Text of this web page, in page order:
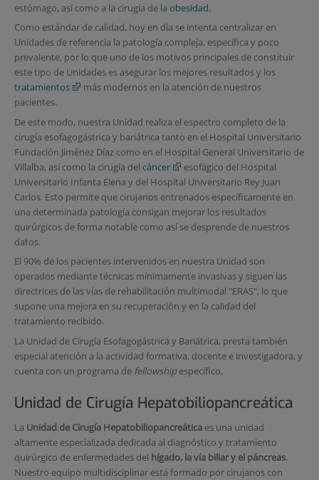
estómago, así como a la cirugía de la obesidad.
Como estándar de calidad, hoy en día se intenta centralizar en
Unidades de referencia la patología compleja, específica y poco
prevalente, por lo que uno de los motivos principales de constituir
este tipo de Unidades es asegurar los mejores resultados y los
tratamientos
más modernos en la atención de nuestros
pacientes.
De este modo, nuestra Unidad realiza el espectro completo de la
cirugía esofagogástrica y bariátrica tanto en el Hospital Universitario
Fundación Jiménez Díaz como en el Hospital General Universitario de
Villalba, así como la cirugía del cáncer
esofágico del Hospital
Universitario Infanta Elena y del Hospital Universitario Rey Juan
Carlos. Esto permite que cirujanos entrenados específicamente en
una determinada patología consigan mejorar los resultados
quirúrgicos de forma notable como así se desprende de nuestros
datos.
El 90% de los pacientes intervenidos en nuestra Unidad son
operados mediante técnicas mínimamente invasivas y siguen las
directrices de las vías de rehabilitación multimodal "ERAS", lo que
supone una mejora en su recuperación y en la calidad del
tratamiento recibido.
La Unidad de Cirugía Esofagogástrica y Bariátrica, presta también
especial atención a la actividad formativa, docente e investigadora, y
cuenta con un programa de fellowshipespecífico.
Unidad de Cirugía Hepatobiliopancreática
La Unidad de Cirugía Hepatobiliopancreáticaes una unidad
altamente especializada dedicada al diagnóstico y tratamiento
quirúrgico de enfermedades del hígado, la vía biliar y el páncreas.
Nuestro equipo multidisciplinar está formado por cirujanos con